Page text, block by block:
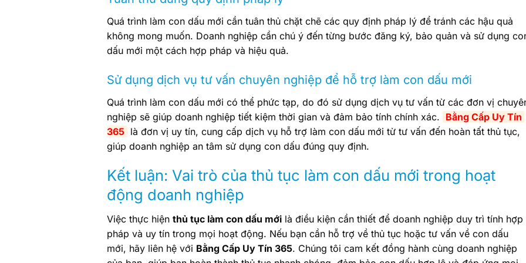
Quá trình làm con dấu mới cần tuân thủ chặt chẽ các quy định pháp lý để tránh các hậu quả
không mong muốn. Doanh nghiệp cần chú ý đến từng bước đăng ký, bảo quản và sử dụng
dấu mới một cách hợp pháp và hiệu quả.
Sử dụng dịch vụ tư vấn chuyên nghiệp để hỗ trợ làm con dấu mới
Quá trình làm con dấu mới có thể phức tạp, do đó sử dụng dịch vụ tư vấn từ các đơn vị
nghiệp sẽ giúp doanh nghiệp tiết kiệm thời gian và đảm bảo tính chính xác. Bằng Cấp Uy Tín
365 là đơn vị uy tín, cung cấp dịch vụ hỗ trợ làm con dấu mới từ tư vấn đến hoàn tất thủ tục,
giúp doanh nghiệp an tâm sử dụng con dấu đúng quy định.
Kết luận: Vai trò của thủ tục làm con dấu mới trong hoạt
động doanh nghiệp
Việc thực hiện thủ tục làm con dấu mới là điều kiện cần thiết để doanh nghiệp duy trì tính hợp
pháp và uy tín trong mọi hoạt động. Nếu bạn cần hỗ trợ về thủ tục hoặc tư vấn về con dấu
mới, hãy liên hệ với Bằng Cấp Uy Tín 365. Chúng tôi cam kết đồng hành cùng doanh nghiệp